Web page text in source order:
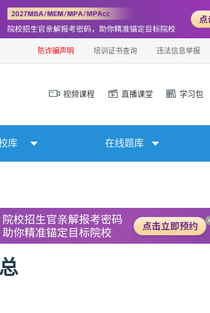
防诈骗声明 培训证书查询 违法信息举报
视频课程 直播课堂 学习包
库 在线题库